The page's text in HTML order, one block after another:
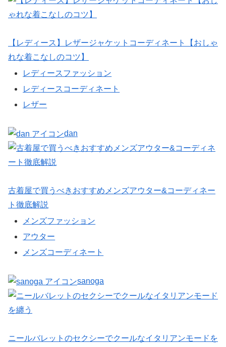
【レディース】レザージャケットコーディネート【おしゃ
れな着こなしのコツ】
レディースファッション
レディースコーディネート
レザー
dan
古着屋で買うべきおすすめメンズアウター&コーディネー
ト徹底解説
メンズファッション
アウター
メンズコーディネート
sanoga
ニールバレットのセクシーでクールなイタリアンモードを